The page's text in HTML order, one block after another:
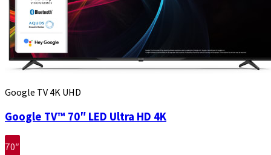
Google TV 4K UHD
Google TV™ 70″ LED Ultra HD 4K
70″